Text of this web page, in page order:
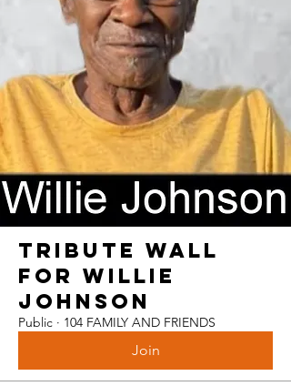
TRIBUTE WALL
FOR WILLIE
JOHNSON
Public · 104 FAMILY AND FRIENDS
Join